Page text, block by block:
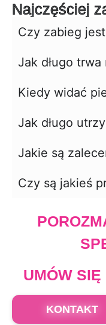
Najczęściej
Czy zabieg
Jak długo
Kiedy widać
Jak długo
Jakie są
Czy są jakieś
UMÓW
KONTAKT